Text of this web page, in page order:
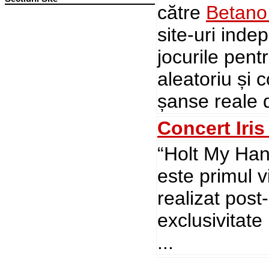
către
site-uri
jocurile
aleatoriu și
șanse reale
Concert
“Holt My
este primul
realizat
...